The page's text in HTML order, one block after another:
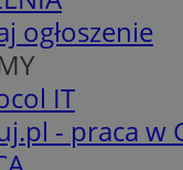
ogłoszenie
IT
- praca w